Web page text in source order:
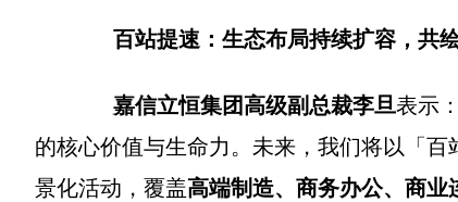
百站提速：生态布局持续扩容，共
嘉信立恒集团高级副总裁李旦表示
的核心价值与生命力。未来，我们将以「
景化活动，覆盖高端制造、商务办公、商业